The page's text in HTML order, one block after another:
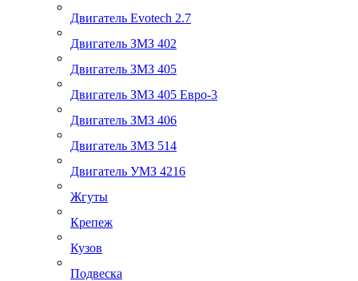
Двигатель Evotech 2.7
Двигатель ЗМЗ 402
Двигатель ЗМЗ 405
Двигатель ЗМЗ 405 Евро-3
Двигатель ЗМЗ 406
Двигатель ЗМЗ 514
Двигатель УМЗ 4216
Жгуты
Крепеж
Кузов
Подвеска